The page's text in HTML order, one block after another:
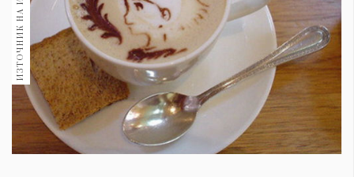
30+ 1970
Гурме 1710
Пътувай
237
Здраве 389